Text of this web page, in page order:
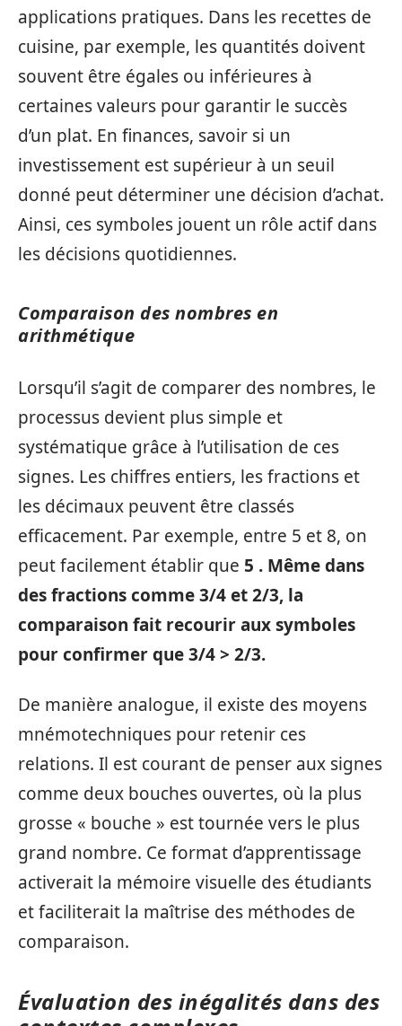
applications pratiques. Dans les recettes de
cuisine, par exemple, les quantités doivent
souvent être égales ou inférieures à
certaines valeurs pour garantir le succès
d’un plat. En finances, savoir si un
investissement est supérieur à un seuil
donné peut déterminer une décision d’achat.
Ainsi, ces symboles jouent un rôle actif dans
les décisions quotidiennes.
Comparaison des nombres en
arithmétique
Lorsqu’il s’agit de comparer des nombres, le
processus devient plus simple et
systématique grâce à l’utilisation de ces
signes. Les chiffres entiers, les fractions et
les décimaux peuvent être classés
efficacement. Par exemple, entre 5 et 8, on
peut facilement établir que 5 . Même dans
des fractions comme3/4et2/3, la
comparaison fait recourir aux symboles
pour confirmer que3/4 > 2/3.
De manière analogue, il existe des moyens
mnémotechniques pour retenir ces
relations. Il est courant de penser aux signes
comme deux bouches ouvertes, où la plus
grosse « bouche » est tournée vers le plus
grand nombre. Ce format d’apprentissage
activerait la mémoire visuelle des étudiants
et faciliterait la maîtrise des méthodes de
comparaison.
Évaluation des inégalités dans des